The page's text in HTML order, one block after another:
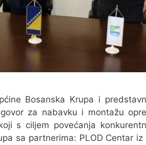
Bosanska Krupa i
za nabavku i montažu
s ciljem povećanja
sa partnerima: PLOD Centar